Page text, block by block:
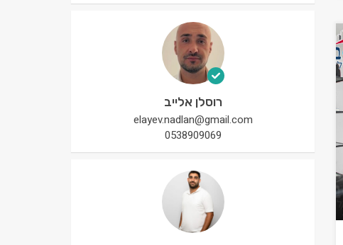
רוסלן אלייב
elayev.nadlan@gmail.com
0538909069